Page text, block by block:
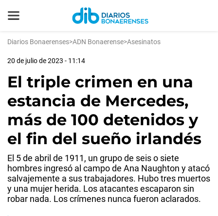
Diarios Bonaerenses>ADN Bonaerense>Asesinatos
20 de julio de 2023 - 11:14
El triple crimen en una
estancia de Mercedes,
más de 100 detenidos y
el fin del sueño irlandés
El 5 de abril de 1911, un grupo de seis o siete
hombres ingresó al campo de Ana Naughton y atacó
salvajemente a sus trabajadores. Hubo tres muertos
y una mujer herida. Los atacantes escaparon sin
robar nada. Los crímenes nunca fueron aclarados.